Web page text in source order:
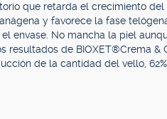
que retarda el crecimiento
y favorece la fase
envase. No mancha la piel
resultados de BIOXET®Crema
de la cantidad del vello,